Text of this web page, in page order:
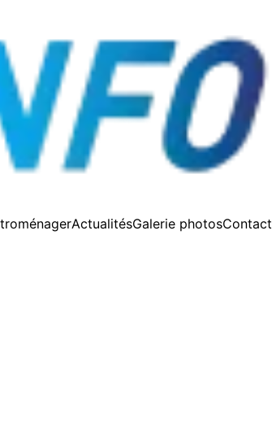
ActualitésGalerie photosContact